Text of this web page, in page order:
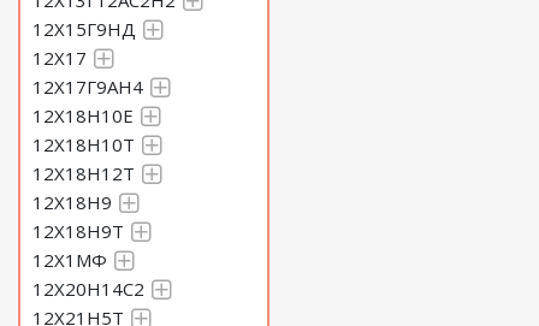
12Х15Г9НД
12Х17
12Х17Г9АН4
12Х18Н10Е
12Х18Н10Т
12Х18Н12Т
12Х18Н9
12Х18Н9Т
12Х1МФ
12Х20Н14С2
12Х21Н5Т